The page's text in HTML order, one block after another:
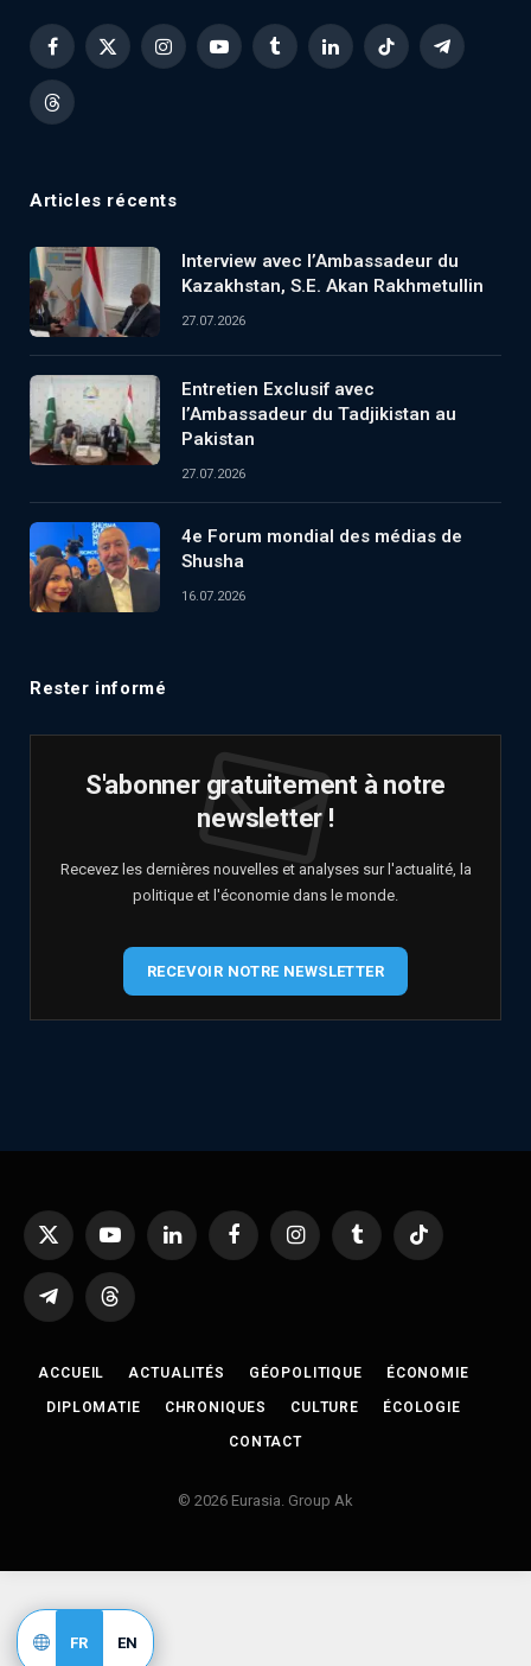
Facebook
X
InstagramYouTubeTumblrLinkedInTikTok Telegram
Threads
Articles récents
Interview avec l’Ambassadeur du
Kazakhstan, S.E. Akan Rakhmetullin
27.07.2026
Entretien Exclusif avec
l’Ambassadeur du Tadjikistan au
Pakistan
27.07.2026
4e Forum mondial des médias de
Shusha
16.07.2026
Rester informé
S'abonner gratuitement à notre
newsletter !
Recevez les dernières nouvelles et analyses sur l'actualité, la
politique et l'économie dans le monde.
RECEVOIR NOTRE NEWSLETTER
X
YouTubeLinkedIn FacebookInstagramTumblr TikTok
TelegramThreads
ACCUEIL ACTUALITÉS GÉOPOLITIQUE ÉCONOMIE
DIPLOMATIE CHRONIQUES CULTURE ÉCOLOGIE
CONTACT
© 2026 Eurasia. Group Ak
FR EN